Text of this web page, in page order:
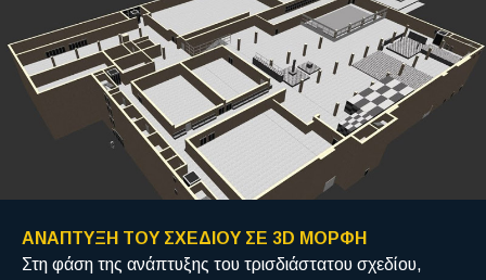
ΑΝΑΠΤΥΞΗ ΤΟΥ ΣΧΕΔΙΟΥ ΣΕ 3D ΜΟΡΦΗ
Στη φάση της ανάπτυξης του τρισδιάστατου σχεδίου,